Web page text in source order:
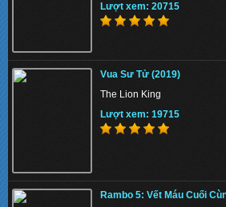
The Union 2024 - Liên
Lượt xem: 144991
Thiên Nga Bóng Đêm S01
Lượt xem: 142092
Lượt xem: 20715
Vua Sư Tử (2019)
The Lion King
Lượt xem: 19715
Rambo 5: Vết Máu Cuối